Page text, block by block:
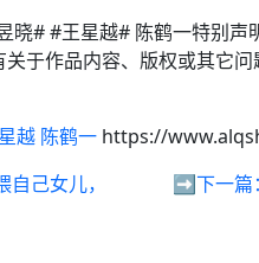
晓# #王星越# 陈鹤一特别声
于作品内容、版权或其它
越 陈鹤一 https://
己女儿， ➡️下一篇：